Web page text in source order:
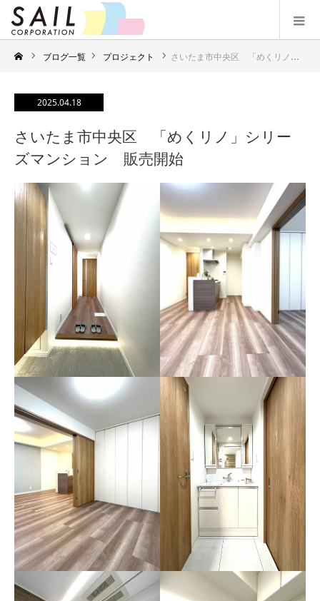
ブログ一覧 プロジェクト さいたま市中央区 「めくリノ」シリーズマンション 販売開始
2025.04.18
さいたま市中央区 「めくリノ」シリー
ズマンション 販売開始